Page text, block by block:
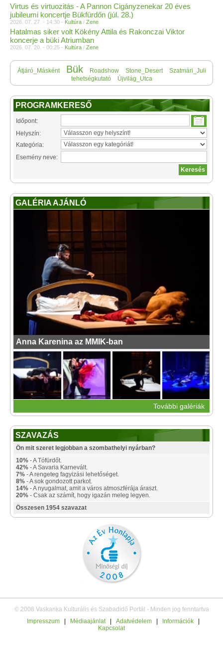
Virtus és virtuozitás - A Pannon Cigányzenekar 20 éves
jubileumi koncertje Bükfürdőn (júl. 28.)
2026. 07. 27. - 14:30 - Kultúra / Zene
Hatalmas siker volt Kökény Attila és Rakonczai Viktor
koncerje a büki Atriumban
2026. 07. 20. - 00:25 - Kultúra / Zene
Átjáró_Másként Bük Roadshow Stone_Desert
Szatmári_Juli
tehetségkutató
Újvilág_Utca
PROGRAMKERESŐ
Időpont:
Helyszín:
Kategória:
Esemény neve:
GALÉRIA AJÁNLÓ
Anna Karenina az MMIK-ban
További galériák
SZAVAZÁS
Ön mit szeret legjobban a szombathelyi nyárban?
10% - A Tófürdőt.
42% - A Savaria Karnevált.
7% - A rengeteg fagyizási lehetőséget.
8% - A sok gondozott parkot.
14% - A nyugalmat, amit a város atmoszférája áraszt.
20% - Csak az számít, hogy igazán meleg legyen.
Összesen 1954 szavazat
© 2008 Vaskarika Kulturális és Szabadidő Portál - Minden jog fenntartva
Impresszum
Médiaajánlat Adatvédelem Információk
Kapcsolat